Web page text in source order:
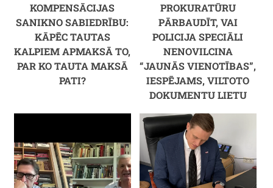
KOMPENSĀCIJAS
SANIKNO SABIEDRĪBU:
KĀPĒC TAUTAS
KALPIEM APMAKSĀ TO,
PAR KO TAUTA MAKSĀ
PATI?
PROKURATŪRU
PĀRBAUDĪT, VAI
POLICIJA SPECIĀLI
NENOVILCINA
“JAUNĀS VIENOTĪBAS”,
IESPĒJAMS, VILTOTO
DOKUMENTU LIETU